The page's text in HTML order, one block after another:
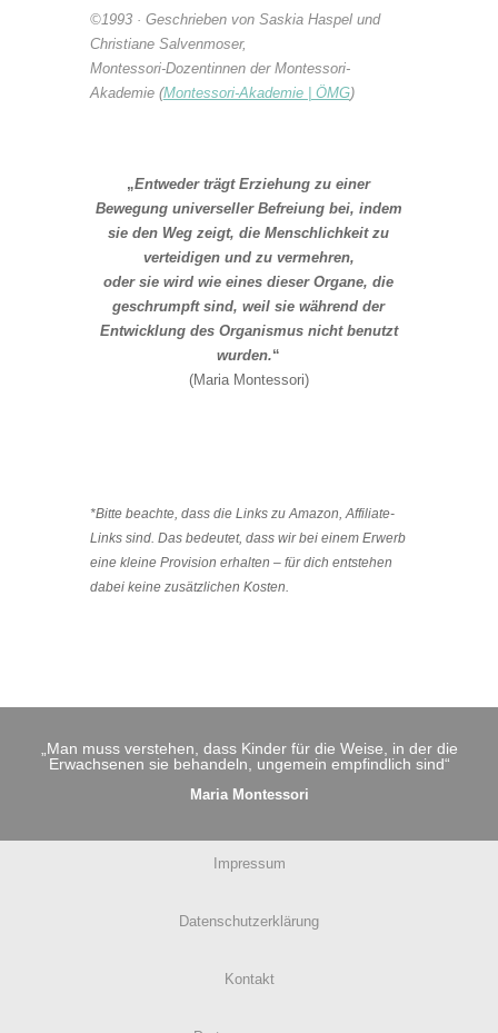
©1993 · Geschrieben von Saskia Haspel und
Christiane Salvenmoser,
Montessori-Dozentinnen der Montessori-
Akademie (Montessori-Akademie | ÖMG)
„Entweder trägt Erziehung zu einer
Bewegung universeller Befreiung bei, indem
sie den Weg zeigt, die Menschlichkeit zu
verteidigen und zu vermehren,
oder sie wird wie eines dieser Organe, die
geschrumpft sind, weil sie während der
Entwicklung des Organismus nicht benutzt
wurden.“
(Maria Montessori)
*Bitte beachte, dass die Links zu Amazon, Affiliate-
Links sind. Das bedeutet, dass wir bei einem Erwerb
eine kleine Provision erhalten – für dich entstehen
dabei keine zusätzlichen Kosten.
„Man muss verstehen, dass Kinder für die Weise, in der die
Erwachsenen sie behandeln, ungemein empfindlich sind“
Maria Montessori
Impressum
Datenschutzerklärung
Kontakt